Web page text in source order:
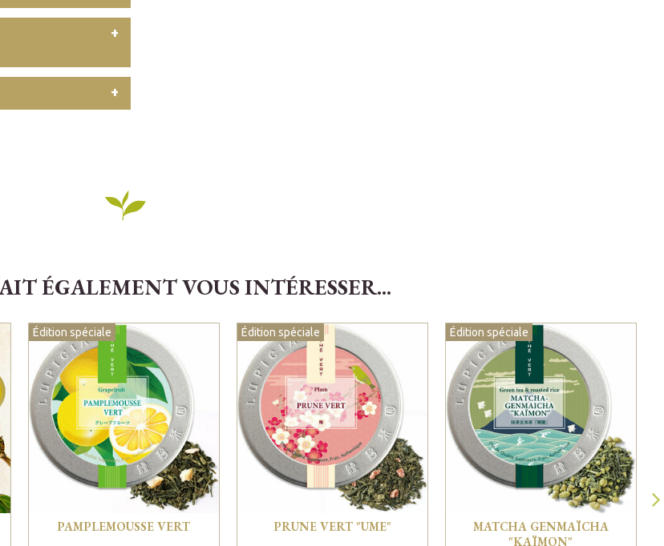
ÉGALEMENT VOUS INTÉRESSER...
Édition spéciale
PAMPLEMOUSSE VERT
Édition spéciale
PRUNE VERT "UME"
Édition spéciale
MATCHA GENMAÏCHA
"KAÏMON"